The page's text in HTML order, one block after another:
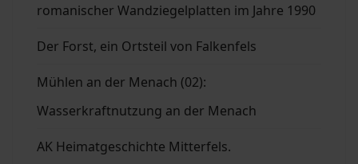
romanischer Wandziegelplatten im Jahre 1990
Der Forst, ein Ortsteil von Falkenfels
Mühlen an der Menach (02):
Wasserkraftnutzung an der Menach
AK Heimatgeschichte Mitterfels.